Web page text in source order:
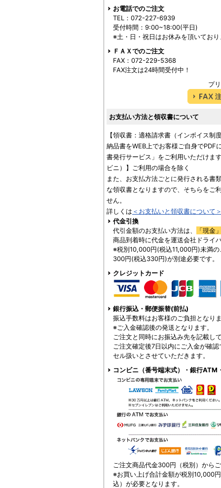
お電話でのご注文
TEL：072-227-6939
受付時間：9:00~18:00(平日)
※土・日・祝日はお休みを頂いてお
ＦＡＸでのご注文
FAX：072-229-5368
FAX注文は24時間受付中！
プ
お支払い方法と領収書について
【領収書：適格請求書（インボイス制
納品書をWEB上でお客様ご自身でPDF
書発行サービス」をご利用いただけま
ビニ）】ご利用の場合を除く
また、お支払方法ごとに発行される書
な領収書となりますので、そちらをご
せん。
詳しくは ＜お支払いと領収書について
代金引換
代引金額のお支払い方法は、
「現金
商品到着時に代金を運送会社ドライ
※税別10,000円(税込11,000円)未満
300円(税込330円)が別途必要です。
クレジットカード
銀行振込・郵便振替(前払)
振込手数料はお客様のご負担となり
※ご入金確認後の発送となります。
ご注文と同時にお振込み先を記載し
ご注文確定後7日以内にご入金が確
セル扱いとさせていただきます。
コンビニ（番号端末式）・銀行ATM
ご注文商品代金300円（税別）から
※お買い上げ合計金額が税別10,000
込）が必要となります。